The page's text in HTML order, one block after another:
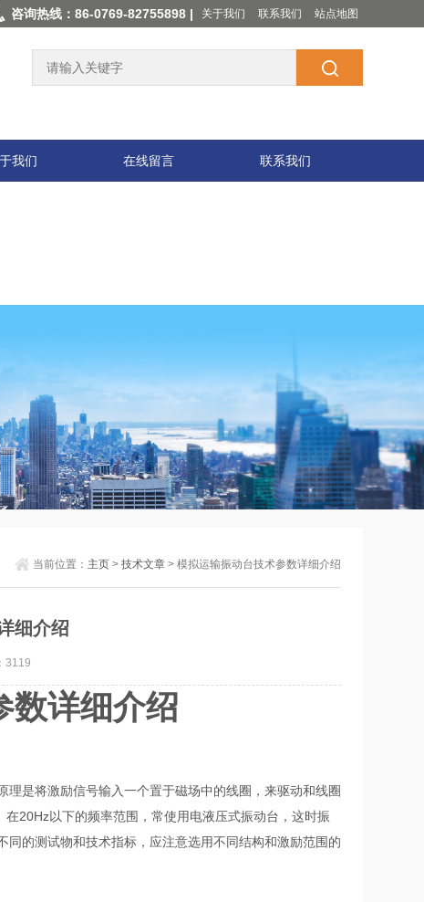
咨询热线：86-0769-82755898 | 关于我们 联系我们 站点地图
我们 在线留言 联系我们
当前位置： 主页 >技术文章 > 模拟运输振动台技术参数详细介绍
细介绍
3119
数详细介绍
是将激励信号输入一个置于磁场中的线圈，来驱动和线圈
20Hz以下的频率范围，常使用电液压式振动台，这时振
的测试物和技术指标，应注意选用不同结构和激励范围的